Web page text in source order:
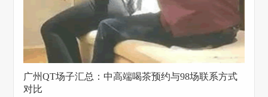
广州QT场子汇总：中高端喝茶预约与98场联系方式
对比